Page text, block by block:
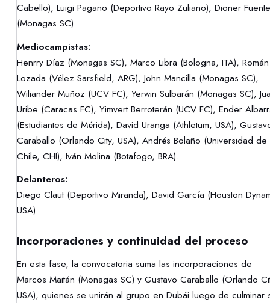
Cabello), Luigi Pagano (Deportivo Rayo Zuliano), Dioner
(Monagas SC).
Mediocampistas:
Henrry Díaz (Monagas SC), Marco Libra (Bologna, ITA), Román
Lozada (Vélez Sarsfield, ARG), John Mancilla (Monagas SC),
Wiliander Muñoz (UCV FC), Yerwin Sulbarán (Monagas SC),
Uribe (Caracas FC), Yimvert Berroterán (UCV FC), Ender
(Estudiantes de Mérida), David Uranga (Athletum, USA),
Caraballo (Orlando City, USA), Andrés Bolaño (Universidad de
Chile, CHI), Iván Molina (Botafogo, BRA).
Delanteros:
Diego Claut (Deportivo Miranda), David García (Houston
USA).
Incorporaciones y continuidad del proceso
En esta fase, la convocatoria suma las incorporaciones de
Marcos Maitán (Monagas SC) y Gustavo Caraballo (Orlando
USA), quienes se unirán al grupo en Dubái luego de culminar